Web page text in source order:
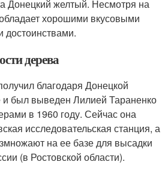
Донецкий желтый. Несмотря на
хорошими вкусовыми
достоинствами.
дерева
благодаря Донецкой
и был выведен Лилией Тараненко
в 1960 году. Сейчас она
исследовательская станция, а
на ее базе для высадки
(в Ростовской области).